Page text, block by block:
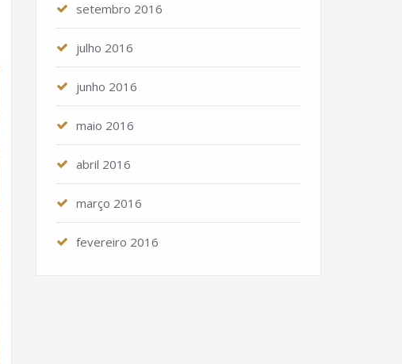
setembro 2016
julho 2016
junho 2016
maio 2016
abril 2016
março 2016
fevereiro 2016